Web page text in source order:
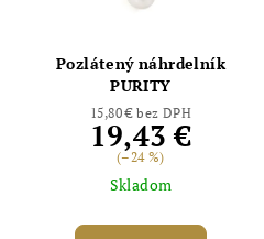
Pozlátený náhrdelník
PURITY
15,80 € bez DPH
19,43 €
(–24 %)
Skladom